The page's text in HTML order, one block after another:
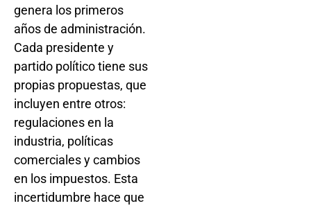
genera los primeros
años de administración.
Cada presidente y
partido político tiene sus
propias propuestas, que
incluyen entre otros:
regulaciones en la
industria, políticas
comerciales y cambios
en los impuestos. Esta
incertidumbre hace que